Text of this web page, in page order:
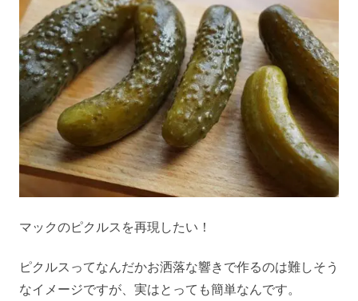
マックのピクルスを再現したい！
ピクルスってなんだかお洒落な響きで作るのは難しそう
なイメージですが、実はとっても簡単なんです。